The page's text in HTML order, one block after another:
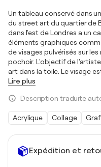
Expédition et
Un tableau conservé dans
du street art du quartier de
dans l'est de Londres a un
éléments graphiques
de visages pulvérisés sur
pochoir. L'objectif de
art dans la toile. Le visage
Lire plus
Description traduite
Acrylique Collage